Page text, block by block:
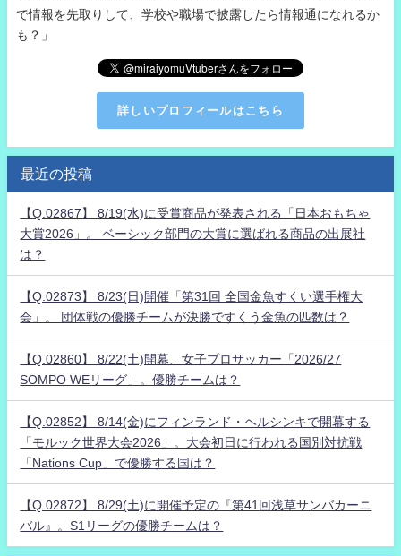
で情報を先取りして、学校や職場で披露したら情報通になれるか
も？」
詳しいプロフィールはこちら
最近の投稿
【Q.02867】 8/19(水)に受賞商品が発表される「日本おもちゃ
大賞2026」。 ベーシック部門の大賞に選ばれる商品の出展社
は？
【Q.02873】 8/23(日)開催「第31回 全国金魚すくい選手権大
会」。 団体戦の優勝チームが決勝ですくう金魚の匹数は？
【Q.02860】 8/22(土)開幕、女子プロサッカー「2026/27
SOMPO WEリーグ」。優勝チームは？
【Q.02852】 8/14(金)にフィンランド・ヘルシンキで開幕する
「モルック世界大会2026」。大会初日に行われる国別対抗戦
「Nations Cup」で優勝する国は？
【Q.02872】 8/29(土)に開催予定の『第41回浅草サンバカーニ
バル』。S1リーグの優勝チームは？